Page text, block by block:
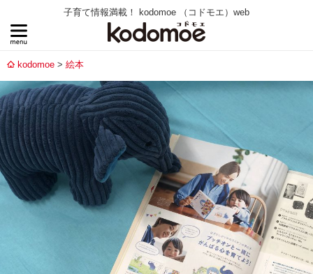
子育て情報満載！ kodomoe （コドモエ）web
kodomoe 絵本